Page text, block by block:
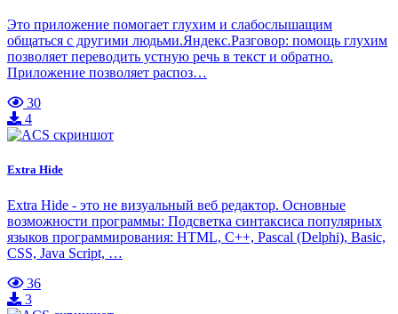
Это приложение помогает глухим и слабослышащим
общаться с другими людьми.Яндекс.Разговор: помощь глухим
позволяет переводить устную речь в текст и обратно.
Приложение позволяет распоз…
30
4
Extra Hide
Extra Hide - это не визуальный веб редактор. Основные
возможности программы: Подсветка синтаксиса популярных
языков программирования: HTML, C++, Pascal (Delphi), Basic,
CSS, Java Script, …
36
3